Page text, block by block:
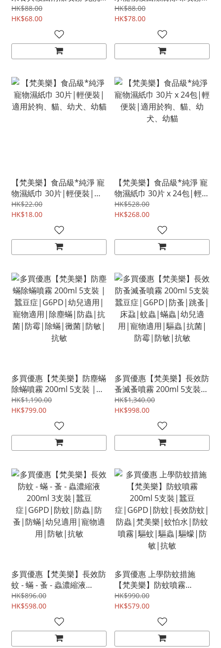
可入口 幼兒寵物適用
280ml 蠶豆症|G6PD|幼兒
適用|寵物適用
HK$88.00
HK$68.00
120ml |不刺激|抗菌|消
毒|抗敏
HK$88.00
HK$78.00
【梵美樂】食品級*純淨 寵
物濕紙巾 30片|輕便裝|適
用於狗、貓、幼犬、幼貓
HK$22.00
HK$18.00
【梵美樂】食品級*純淨 寵
物濕紙巾 30片 x 24包|輕便
裝|適用於狗、貓、幼犬、
幼貓
HK$528.00
HK$268.00
多買優惠【梵美樂】防塵蟎
除蟎噴霧 200ml 5支裝 |蠶
豆症|G6PD|幼兒適用|寵
物適用|除塵蟎|防蟲|抗
菌|防霉|除蟎|黴菌|防敏|
抗敏
HK$1,190.00
HK$799.00
多買優惠【梵美樂】長效防
蚤滅蚤噴霧 200ml 5支裝
蠶豆症|G6PD|防蚤|跳蚤|
床蝨|蚊蟲|蟎蟲|幼兒適
用|寵物適用|驅蟲|抗菌|
防霉|防敏|抗敏
HK$1,340.00
HK$998.00
多買優惠【梵美樂】長效防
蚊 - 蟎 - 蚤 - 蟲濃縮液
200ml 3支裝|蠶豆
症|G6PD|防蚊|防蟲|防
蚤|防蟎|幼兒適用|寵物適
用|防敏|抗敏
HK$896.00
HK$598.00
多買優惠 上學防蚊措施
【梵美樂】防蚊噴霧
200ml 5支裝|蠶豆
症|G6PD|防蚊|長效防蚊|
防蟲|梵美樂|蚊怕水|防蚊
噴霧|驅蚊|驅蟲|驅蠓|防
HK$990.00
HK$579.00